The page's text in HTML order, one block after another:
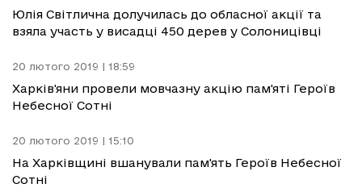
Юлія Світлична долучилась до обласної акції та
взяла участь у висадці 450 дерев у Солоницівці
20 лютого 2019 | 18:59
Харків'яни провели мовчазну акцію пам'яті Героїв
Небесної Сотні
20 лютого 2019 | 15:10
На Харківщині вшанували пам'ять Героїв Небесної
Сотні